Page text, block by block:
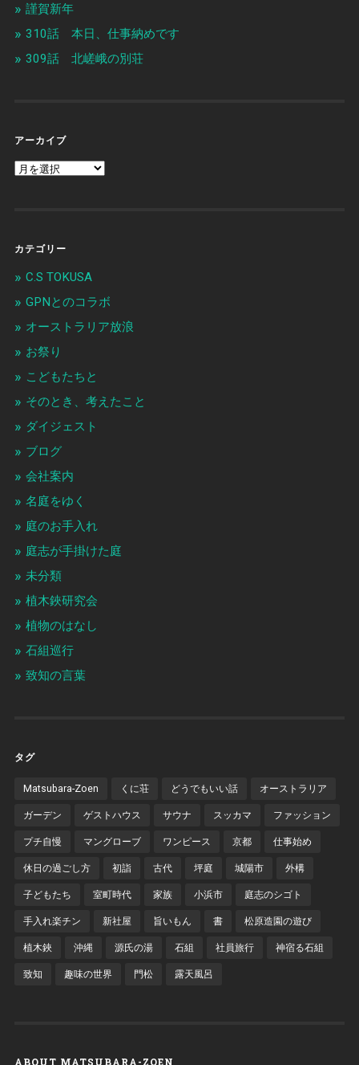
謹賀新年
310話 本日、仕事納めです
309話 北嵯峨の別荘
アーカイブ
カテゴリー
C.S TOKUSA
GPNとのコラボ
オーストラリア放浪
お祭り
こどもたちと
そのとき、考えたこと
ダイジェスト
ブログ
会社案内
名庭をゆく
庭のお手入れ
庭志が手掛けた庭
未分類
植木鋏研究会
植物のはなし
石組巡行
致知の言葉
タグ
Matsubara-Zoen くに荘 どうでもいい話 オーストラリア
ガーデン ゲストハウス サウナ スッカマ ファッション
プチ自慢 マングローブ ワンピース 京都 仕事始め
休日の過ごし方 初詣 古代 坪庭 城陽市 外構
子どもたち 室町時代 家族 小浜市 庭志のシゴト
手入れ楽チン 新社屋 旨いもん 書 松原造園の遊び
植木鋏 沖縄 源氏の湯 石組 社員旅行 神宿る石組
致知 趣味の世界 門松 露天風呂
ABOUT MATSUBARA-ZOEN